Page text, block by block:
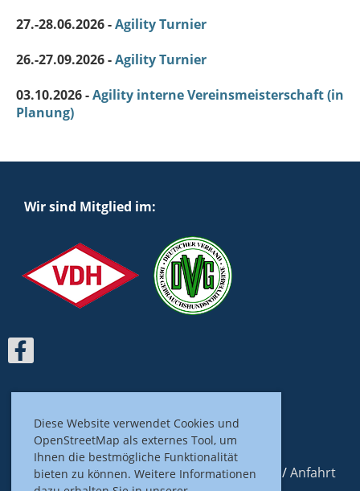
Diese Website verwendet Cookies und
OpenStreetMap als externes Tool, um
Ihnen die bestmögliche Funktionalität
bieten zu können. Weitere Informationen
27.-28.06.2026 -Agility Turnier
26.-27.09.2026 -Agility Turnier
03.10.2026 -Agility interne Vereinsmeisterschaft (in
Planung)
Wir sind Mitglied im:
Impressum /Datenschutz/Kontakt /Anfahrt